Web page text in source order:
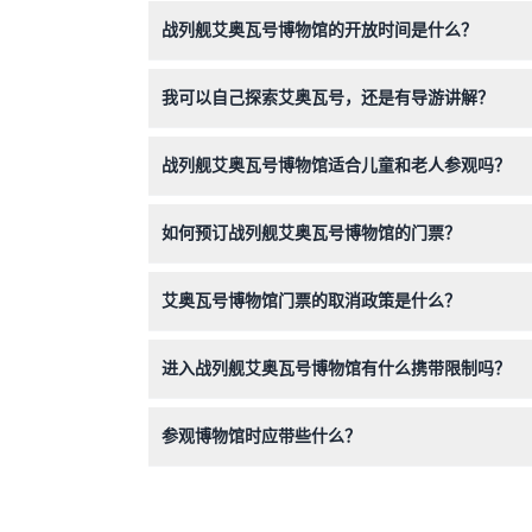
战列舰艾奥瓦号博物馆的开放时间是什么？
我可以自己探索艾奥瓦号，还是有导游讲解？
战列舰艾奥瓦号博物馆适合儿童和老人参观吗？
如何预订战列舰艾奥瓦号博物馆的门票？
艾奥瓦号博物馆门票的取消政策是什么？
进入战列舰艾奥瓦号博物馆有什么携带限制吗？
参观博物馆时应带些什么？